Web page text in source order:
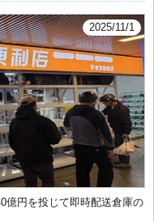
2025/11/1
億円を投じて即時配送倉庫の